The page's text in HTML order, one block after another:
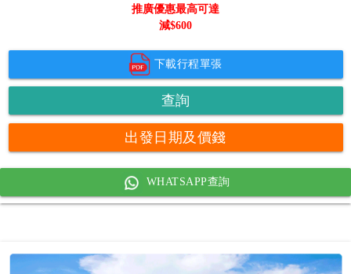
推廣優惠最高可達
減$600
下載行程單張
查詢
出發日期及價錢
WHATSAPP查詢